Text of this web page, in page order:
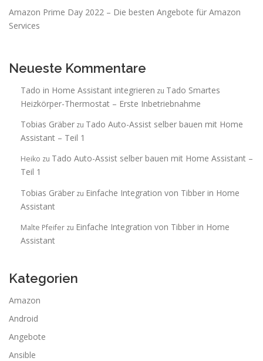
Amazon Prime Day 2022 – Die besten Angebote für Amazon
Services
Neueste Kommentare
Tado in Home Assistant integrieren zu Tado Smartes
Heizkörper-Thermostat – Erste Inbetriebnahme
Tobias Gräber zu Tado Auto-Assist selber bauen mit Home
Assistant – Teil 1
Heiko zu Tado Auto-Assist selber bauen mit Home Assistant –
Teil 1
Tobias Gräber zu Einfache Integration von Tibber in Home
Assistant
Malte Pfeifer zu Einfache Integration von Tibber in Home
Assistant
Kategorien
Amazon
Android
Angebote
Ansible